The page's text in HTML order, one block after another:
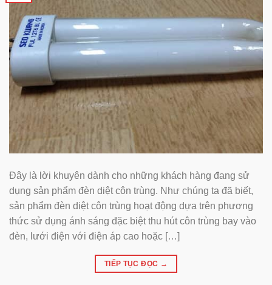
Đây là lời khuyên dành cho những khách hàng đang sử
dụng sản phẩm đèn diệt côn trùng. Như chúng ta đã biết,
sản phẩm đèn diệt côn trùng hoạt động dựa trên phương
thức sử dụng ánh sáng đặc biệt thu hút côn trùng bay vào
đèn, lưới điện với điện áp cao hoặc […]
TIẾP TỤC ĐỌC →